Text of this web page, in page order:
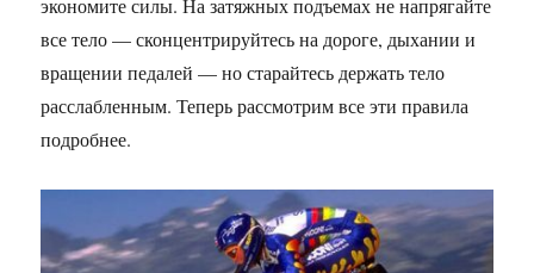
экономите силы. На затяжных подъемах не напрягайте
все тело — сконцентрируйтесь на дороге, дыхании и
вращении педалей — но старайтесь держать тело
расслабленным. Теперь рассмотрим все эти правила
подробнее.